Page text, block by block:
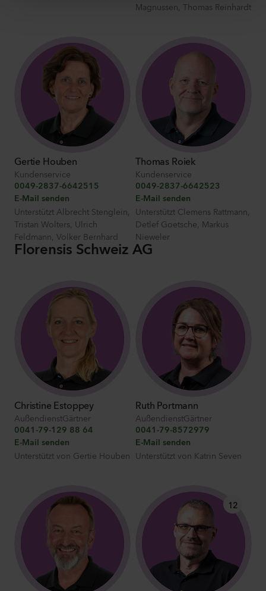
Magnussen Thomas Reinhardt
Gertie Houben
Kundenservice
0049-2837-6642515
E-Mail senden
Unterstützt Albrecht Stenglein
Tristan Wolters Ulrich
Feldmann Volker Bernhard
Thomas Roiek
Kundenservice
0049-2837-6642523
E-Mail senden
Unterstützt Clemens Rattmann
Detlef Goetsche Markus
Nieweler
Florensis Schweiz AG
Christine Estoppey
AußendienstGärtner
0041-79-129 88 64
E-Mail senden
Unterstützt von Gertie Houben
Ruth Portmann
AußendienstGärtner
0041-79-8572979
E-Mail senden
Unterstützt von Katrin Seven
12